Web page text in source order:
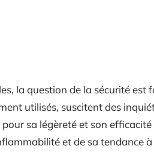
la question de la sécurité est
utilisés, suscitent des
sa légèreté et son
et de sa tendance à